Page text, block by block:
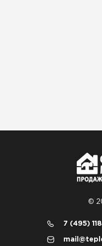
©
7 (495)